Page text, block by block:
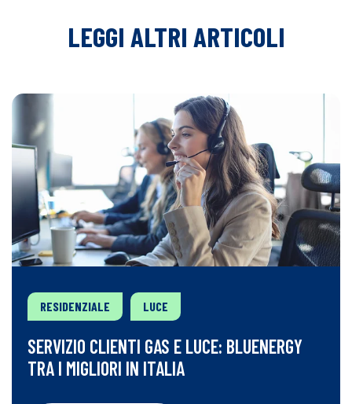
LEGGI ALTRI ARTICOLI
RESIDENZIALE LUCE
SERVIZIO CLIENTI GAS E LUCE: BLUENERGY
TRA I MIGLIORI IN ITALIA